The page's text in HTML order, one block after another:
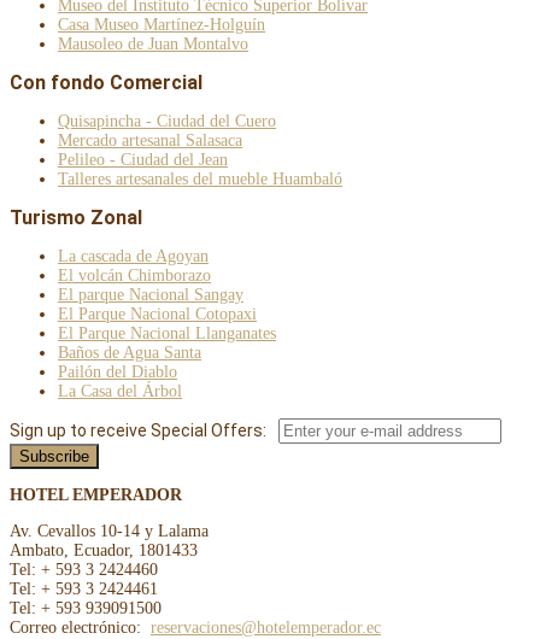
Museo del Instituto Técnico Superior Bolívar
Casa Museo Martínez-Holguín
Mausoleo de Juan Montalvo
Con fondo Comercial
Quisapincha - Ciudad del Cuero
Mercado artesanal Salasaca
Pelileo - Ciudad del Jean
Talleres artesanales del mueble Huambaló
Turismo Zonal
La cascada de Agoyan
El volcán Chimborazo
El parque Nacional Sangay
El Parque Nacional Cotopaxi
El Parque Nacional Llanganates
Baños de Agua Santa
Pailón del Diablo
La Casa del Árbol
Sign up to receive Special Offers:
HOTEL EMPERADOR
Av. Cevallos 10-14 y Lalama
Ambato, Ecuador, 1801433
Tel: + 593 3 2424460
Tel: + 593 3 2424461
Tel: + 593 939091500
Correo electrónico: reservaciones@hotelemperador.ec